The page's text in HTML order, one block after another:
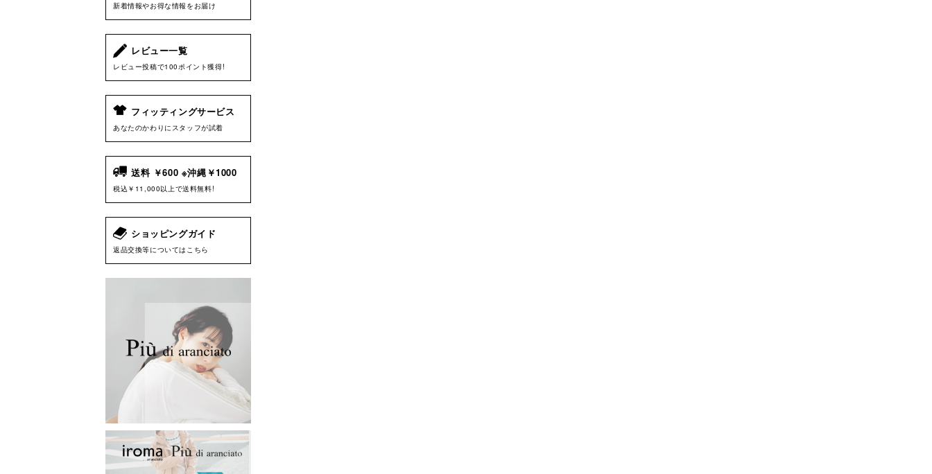
新着情報やお得な情報をお届け
レビュー一覧
レビュー投稿で100ポイント獲得!
フィッティングサービス
あなたのかわりにスタッフが試着
送料 ￥600 ※沖縄￥1000
税込￥11,000以上で送料無料!
ショッピングガイド
返品交換等についてはこちら